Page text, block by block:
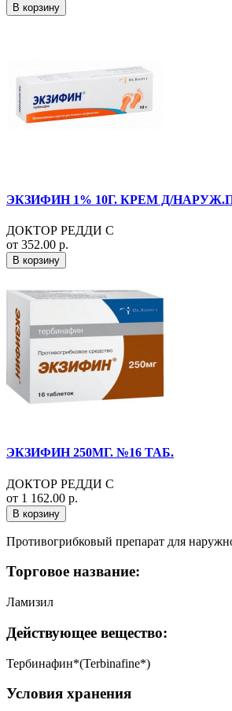
В корзину
ЭКЗИФИН 1% 10Г. КРЕМ Д/
ДОКТОР РЕДДИ С
от 352.00 р.
В корзину
ЭКЗИФИН 250МГ. №16 ТАБ.
ДОКТОР РЕДДИ С
от 1 162.00 р.
В корзину
Противогрибковый препарат для
Торговое название:
Ламизил
Действующее вещество:
Тербинафин*(Terbinafine*)
Условия хранения